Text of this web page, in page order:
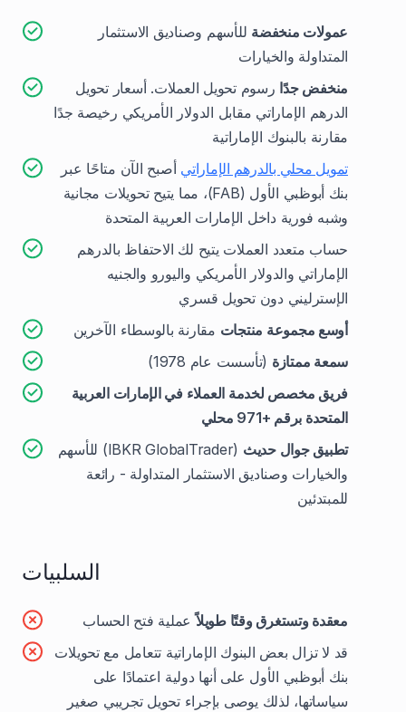
عمولات منخفضة للأسهم وصناديق الاستثمار
المتداولة والخيارات
منخفض جدًا رسوم تحويل العملات. أسعار تحويل
الدرهم الإماراتي مقابل الدولار الأمريكي رخيصة جدًا
مقارنة بالبنوك الإماراتية
تمويل محلي بالدرهم الإماراتي أصبح الآن متاحًا عبر
بنك أبوظبي الأول (FAB)، مما يتيح تحويلات مجانية
وشبه فورية داخل الإمارات العربية المتحدة
حساب متعدد العملات يتيح لك الاحتفاظ بالدرهم
الإماراتي والدولار الأمريكي واليورو والجنيه
الإسترليني دون تحويل قسري
أوسع مجموعة منتجات مقارنة بالوسطاء الآخرين
سمعة ممتازة (تأسست عام 1978)
فريق مخصص لخدمة العملاء في الإمارات العربية
المتحدة برقم +971 محلي
تطبيق جوال حديث
(IBKR GlobalTrader) للأسهم
والخيارات وصناديق الاستثمار المتداولة - رائعة
للمبتدئين
السلبيات
معقدة وتستغرق وقتًا طويلاًعملية فتح الحساب
قد لا تزال بعض البنوك الإماراتية تتعامل مع تحويلات
بنك أبوظبي الأول على أنها دولية اعتمادًا على
سياساتها، لذلك يوصى بإجراء تحويل تجريبي صغير